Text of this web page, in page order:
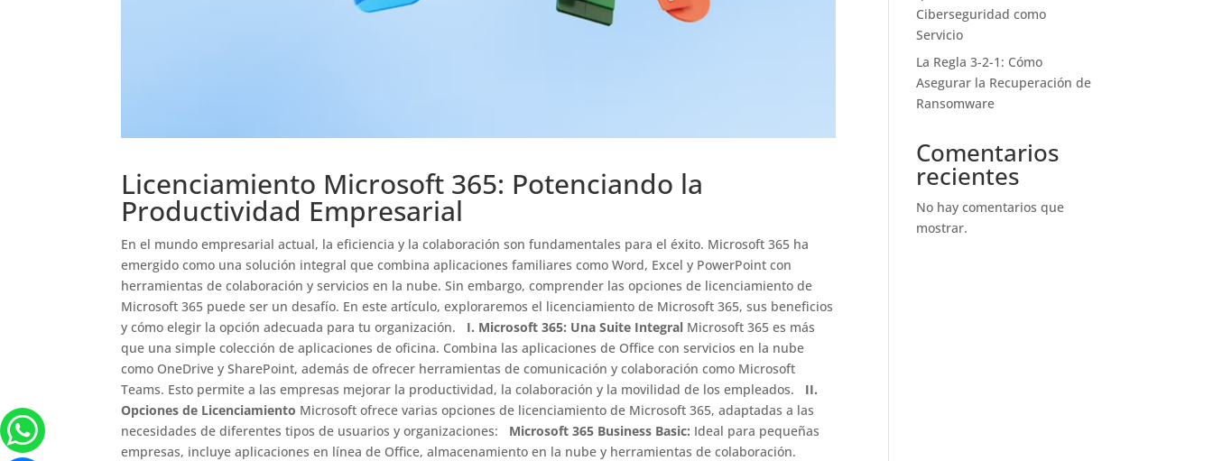
Licenciamiento Microsoft 365: Potenciando la
Productividad Empresarial
En el mundo empresarial actual, la eficiencia y la colaboración son fundamentales para el éxito. Microsoft 365 ha
emergido como una solución integral que combina aplicaciones familiares como Word, Excel y PowerPoint con
herramientas de colaboración y servicios en la nube. Sin embargo, comprender las opciones de licenciamiento de
Microsoft 365 puede ser un desafío. En este artículo, exploraremos el licenciamiento de Microsoft 365, sus beneficios
y cómo elegir la opción adecuada para tu organización. I. Microsoft 365: Una Suite Integral Microsoft 365 es más
que una simple colección de aplicaciones de oficina. Combina las aplicaciones de Office con servicios en la nube
como OneDrive y SharePoint, además de ofrecer herramientas de comunicación y colaboración como Microsoft
Teams. Esto permite a las empresas mejorar la productividad, la colaboración y la movilidad de los empleados. II.
Opciones de Licenciamiento Microsoft ofrece varias opciones de licenciamiento de Microsoft 365, adaptadas a las
necesidades de diferentes tipos de usuarios y organizaciones: Microsoft 365 Business Basic: Ideal para pequeñas
empresas, incluye aplicaciones en línea de Office, almacenamiento en la nube y herramientas de colaboración.
Ciberseguridad como
Servicio
La Regla 3-2-1: Cómo
Asegurar la Recuperación de
Ransomware
Comentarios
recientes
No hay comentarios que
mostrar.